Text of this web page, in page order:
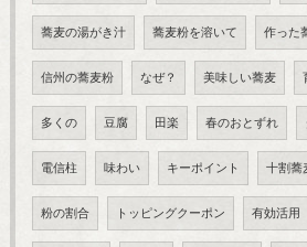
蕎麦の湯がき汁 蕎麦粉を溶いて 作った
信州の蕎麦粉 なぜ？ 美味しい蕎麦
多くの 豆腐 田楽 春のおとずれ
電信柱 味わい キーポイント 十割蕎
粉の割合 トッピングクーポン 有効活用